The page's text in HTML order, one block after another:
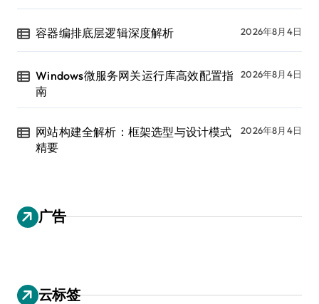
容器编排底层逻辑深度解析 2026年8月4日
Windows微服务网关运行库高效配置指
南
2026年8月4日
网站构建全解析：框架选型与设计模式
精要
2026年8月4日
广告
云标签